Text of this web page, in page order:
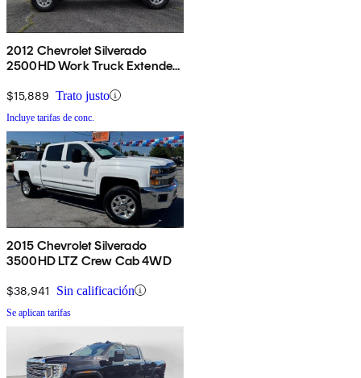
2012 Chevrolet Silverado
2500HD Work Truck Extended
$15,889 Trato justo
Incluye tarifas de conc.
2015 Chevrolet Silverado
3500HD LTZ Crew Cab 4WD
$38,941 Sin calificación
Se aplican tarifas